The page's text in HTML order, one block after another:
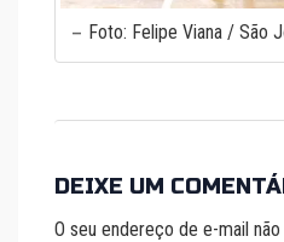
Foto: Felipe Viana / São
DEIXE UM
O seu endereço de e-mail